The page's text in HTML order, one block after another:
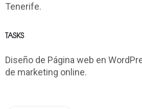
Tenerife.
TASKS
Diseño de Página web en
de marketing online.